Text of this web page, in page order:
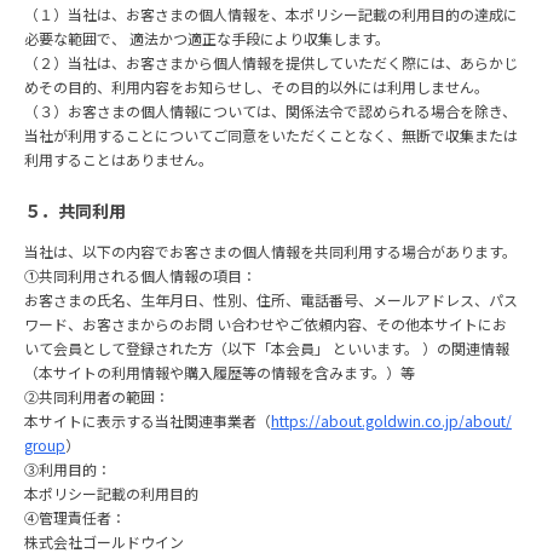
（１）当社は、お客さまの個⼈情報を、本ポリシー記載の利⽤⽬的の達成に
必要な範囲で、 適法かつ適正な⼿段により収集します。
（２）当社は、お客さまから個⼈情報を提供していただく際には、あらかじ
めその⽬的、利⽤内容をお知らせし、その⽬的以外には利⽤しません。
（３）お客さまの個⼈情報については、関係法令で認められる場合を除き、
当社が利⽤することについてご同意をいただくことなく、無断で収集または
利⽤することはありません。
５．共同利⽤
当社は、以下の内容でお客さまの個⼈情報を共同利⽤する場合があります。
①共同利⽤される個⼈情報の項⽬：
お客さまの⽒名、⽣年⽉⽇、性別、住所、電話番号、メールアドレス、パス
ワード、お客さまからのお問 い合わせやご依頼内容、その他本サイトにお
いて会員として登録された⽅（以下「本会員」 といいます。 ）の関連情報
（本サイトの利⽤情報や購⼊履歴等の情報を含みます。）等
②共同利⽤者の範囲：
本サイトに表⽰する当社関連事業者（https://about.goldwin.co.jp/about/
group）
③利⽤⽬的：
本ポリシー記載の利⽤⽬的
④管理責任者：
株式会社ゴールドウイン